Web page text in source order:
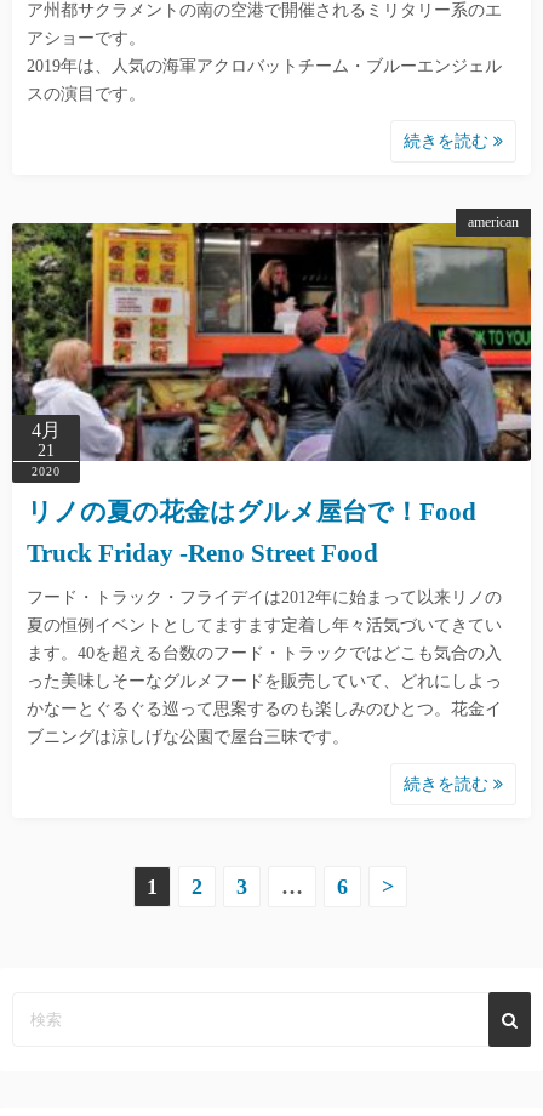
ア州都サクラメントの南の空港で開催されるミリタリー系のエ
アショーです。
2019年は、人気の海軍アクロバットチーム・ブルーエンジェル
スの演目です。
続きを読む
american
4月
21
2020
リノの夏の花金はグルメ屋台で！Food
Truck Friday -Reno Street Food
フード・トラック・フライデイは2012年に始まって以来リノの
夏の恒例イベントとしてますます定着し年々活気づいてきてい
ます。40を超える台数のフード・トラックではどこも気合の入
った美味しそーなグルメフードを販売していて、どれにしよっ
かなーとぐるぐる巡って思案するのも楽しみのひとつ。花金イ
ブニングは涼しげな公園で屋台三昧です。
続きを読む
ペ
1 2 3 … 6 >